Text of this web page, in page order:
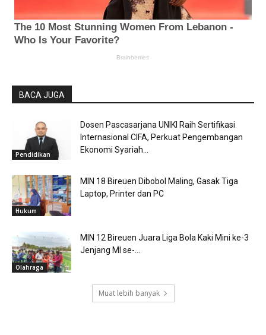
BACA JUGA
Pendidikan
Dosen Pascasarjana UNIKI Raih Sertifikasi
Internasional CIFA, Perkuat Pengembangan
Ekonomi Syariah...
Hukum
MIN 18 Bireuen Dibobol Maling, Gasak Tiga
Laptop, Printer dan PC
Olahraga
MIN 12 Bireuen Juara Liga Bola Kaki Mini ke-3
Jenjang MI se-...
Muat lebih banyak